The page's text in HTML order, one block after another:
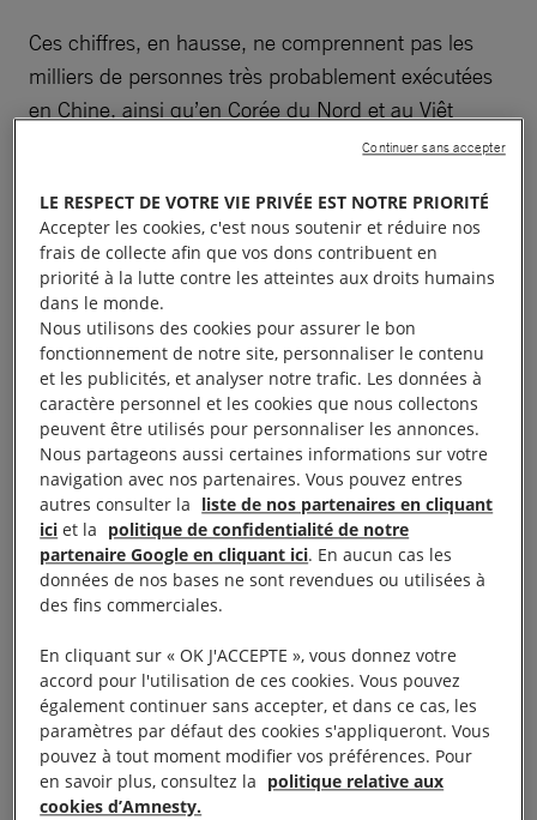
Ces chiffres, en hausse, ne comprennent pas les
milliers de personnes très probablement exécutées
en Chine, ainsi qu’en Corée du Nord et au Viêt
Nam. Ces pays recourent massivement à la peine
chiffre officiel. Nos équipes n’ont pas non plus été
en mesure de vérifier les données pour la Palestine
et la Syrie en raison des conflits en cours.
À noter que si aucune exécution n’a été enregistrée
au Bangladesh (une première depuis 2018), le
sultanat d’Oman a en revanche procédé à ses
premières exécutions connues depuis 2021.
Globalement, même si le nombre d’exécutions
augmente, le nombre de pays ayant procédé à des
exécutions n’a jamais été aussi bas pour la
deuxième année consécutive. D’après nos données,
monde.
LE RESPECT DE VOTRE VIE PRIVÉE EST NOTRE PRIORITÉ
Accepter les cookies, c'est nous soutenir et réduire nos
frais de collecte afin que vos dons contribuent en
priorité à la lutte contre les atteintes aux droits humains
dans le monde.
Nous utilisons des cookies pour assurer le bon
fonctionnement de notre site, personnaliser le contenu
et les publicités, et analyser notre trafic. Les données à
caractère personnel et les cookies que nous collectons
peuvent être utilisés pour personnaliser les annonces.
Nous partageons aussi certaines informations sur votre
navigation avec nos partenaires. Vous pouvez entres
autres consulter la liste de nos partenaires en cliquant
ici et la politique de confidentialité de notre
partenaire Google en cliquant ici. En aucun cas les
données de nos bases ne sont revendues ou utilisées à
des fins commerciales.
En cliquant sur « OK J'ACCEPTE », vous donnez votre
accord pour l'utilisation de ces cookies. Vous pouvez
également continuer sans accepter, et dans ce cas, les
paramètres par défaut des cookies s'appliqueront. Vous
pouvez à tout moment modifier vos préférences. Pour
en savoir plus, consultez la politique relative aux
cookies d’Amnesty.
Continuer sans accepter